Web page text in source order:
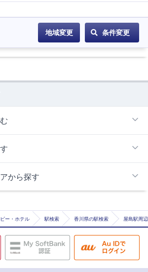
地域変更 条件変更
から探す
エリア
ー・ホテル 駅検索 香川県の駅検索 屋島駅周